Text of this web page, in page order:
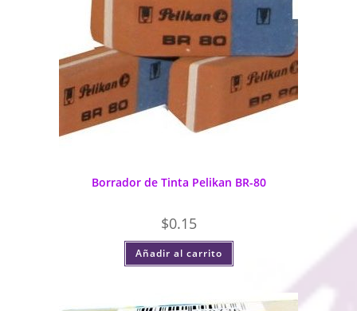
Borrador de Tinta Pelikan BR-80
$0.15
Añadir al carrito